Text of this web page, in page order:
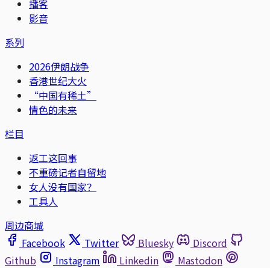
播客
影音
系列
2026伊朗战争
香港世纪大火
“中国有稀土”
情色的未来
栏目
返工这回事
不重磅记者自留地
女人没有国家？
工具人
周边商城
Facebook
Twitter Bluesky
Discord
Github
Instagram Linkedin
Mastodon